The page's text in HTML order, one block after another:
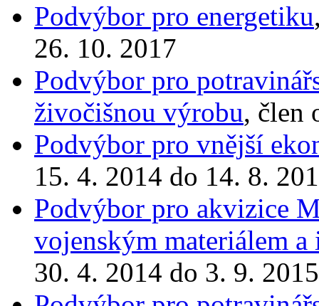
Podvýbor pro energetiku
26. 10. 2017
Podvýbor pro
živočišnou výrobu, člen
Podvýbor pro vnější
15. 4. 2014 do 14. 8.
Podvýbor pro akvizice
vojenským materiálem a
30. 4. 2014 do 3. 9. 2015